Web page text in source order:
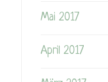
Mai 2017
April 2017